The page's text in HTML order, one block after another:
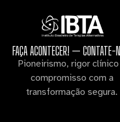
FAÇA ACONTECER! — CONTATE-
Pioneirismo, rigor
compromisso com a
transformação segura.